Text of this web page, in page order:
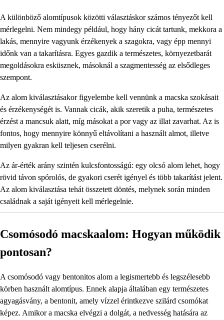
A különböző alomtípusok közötti választáskor számos tényezőt kell
mérlegelni. Nem mindegy például, hogy hány cicát tartunk, mekkora a
lakás, mennyire vagyunk érzékenyek a szagokra, vagy épp mennyi
időnk van a takarításra. Egyes gazdik a természetes, környezetbarát
megoldásokra esküsznek, másoknál a szagmentesség az elsődleges
szempont.
Az alom kiválasztásakor figyelembe kell vennünk a macska szokásait
és érzékenységét is. Vannak cicák, akik szeretik a puha, természetes
érzést a mancsuk alatt, míg másokat a por vagy az illat zavarhat. Az is
fontos, hogy mennyire könnyű eltávolítani a használt almot, illetve
milyen gyakran kell teljesen cserélni.
Az ár-érték arány szintén kulcsfontosságú: egy olcsó alom lehet, hogy
rövid távon spórolós, de gyakori cserét igényel és több takarítást jelent.
Az alom kiválasztása tehát összetett döntés, melynek során minden
családnak a saját igényeit kell mérlegelnie.
Csomósodó macskaalom: Hogyan működik
pontosan?
A csomósodó vagy bentonitos alom a legismertebb és legszélesebb
körben használt alomtípus. Ennek alapja általában egy természetes
agyagásvány, a bentonit, amely vízzel érintkezve szilárd csomókat
képez. Amikor a macska elvégzi a dolgát, a nedvesség hatására az